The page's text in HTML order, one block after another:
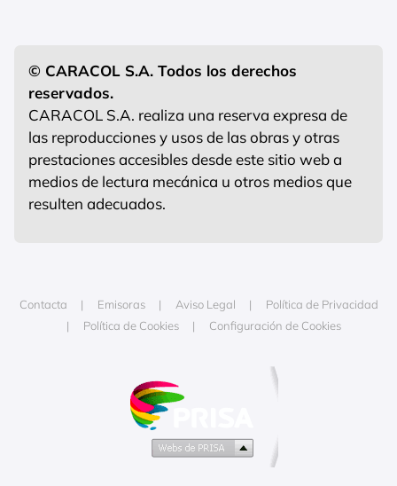
© CARACOL S.A. Todos los derechos
reservados.
CARACOL S.A. realiza una reserva expresa de
las reproducciones y usos de las obras y otras
prestaciones accesibles desde este sitio web a
medios de lectura mecánica u otros medios que
resulten adecuados.
Contacta Emisoras Aviso Legal
Política de Privacidad
Política de Cookies
Configuración de Cookies